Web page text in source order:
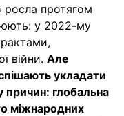
протягом
у 2022-му
війни. Але
укладати
причин: глобальна
міжнародних